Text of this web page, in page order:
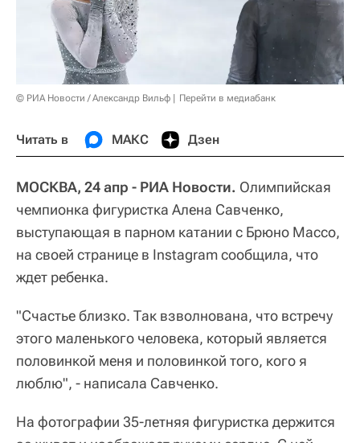
© РИА Новости / Александр Вильф Перейти в медиабанк
Читать в МАКС Дзен
МОСКВА, 24 апр - РИА Новости. Олимпийская
чемпионка фигуристка Алена Савченко,
выступающая в парном катании с Брюно Массо,
на своей странице в Instagram сообщила, что
ждет ребенка.
"Счастье близко. Так взволнована, что встречу
этого маленького человека, который является
половинкой меня и половинкой того, кого я
люблю", - написала Савченко.
На фотографии 35-летняя фигуристка держится